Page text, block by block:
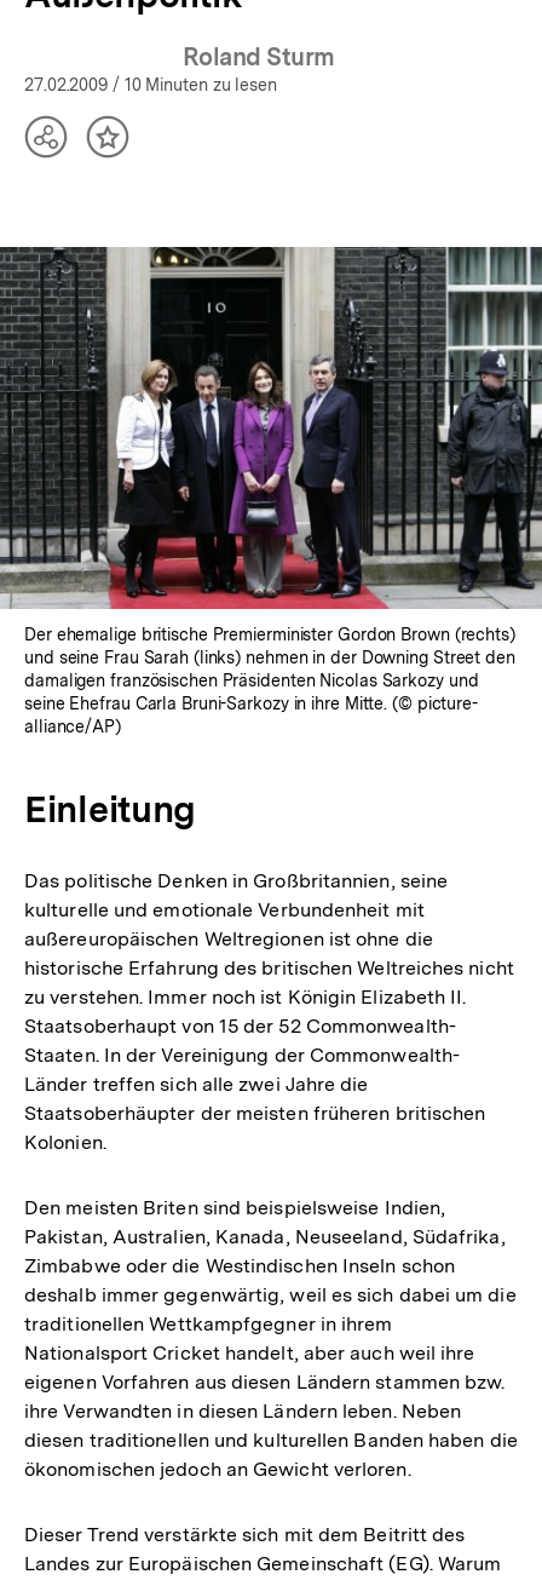
Roland Sturm
27.02.2009 / 10 Minuten zu lesen
TeilenInhalt
Der ehemalige britische Premierminister Gordon Brown (rechts)
und seine Frau Sarah (links) nehmen in der Downing Street den
damaligen französischen Präsidenten Nicolas Sarkozy und
seine Ehefrau Carla Bruni-Sarkozy in ihre Mitte. (© picture-
alliance/AP)
Einleitung
Das politische Denken in Großbritannien, seine
kulturelle und emotionale Verbundenheit mit
außereuropäischen Weltregionen ist ohne die
historische Erfahrung des britischen Weltreiches nicht
zu verstehen. Immer noch ist Königin Elizabeth II.
Staatsoberhaupt von 15 der 52 Commonwealth-
Staaten. In der Vereinigung der Commonwealth-
Länder treffen sich alle zwei Jahre die
Staatsoberhäupter der meisten früheren britischen
Kolonien.
Den meisten Briten sind beispielsweise Indien,
Pakistan, Australien, Kanada, Neuseeland, Südafrika,
Zimbabwe oder die Westindischen Inseln schon
deshalb immer gegenwärtig, weil es sich dabei um die
traditionellen Wettkampfgegner in ihrem
Nationalsport Cricket handelt, aber auch weil ihre
eigenen Vorfahren aus diesen Ländern stammen bzw.
ihre Verwandten in diesen Ländern leben. Neben
diesen traditionellen und kulturellen Banden haben die
ökonomischen jedoch an Gewicht verloren.
Dieser Trend verstärkte sich mit dem Beitritt des
Landes zur Europäischen Gemeinschaft (EG). Warum